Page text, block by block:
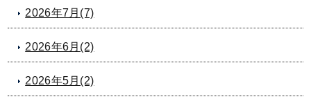
2026年7月(7)
2026年6月(2)
2026年5月(2)